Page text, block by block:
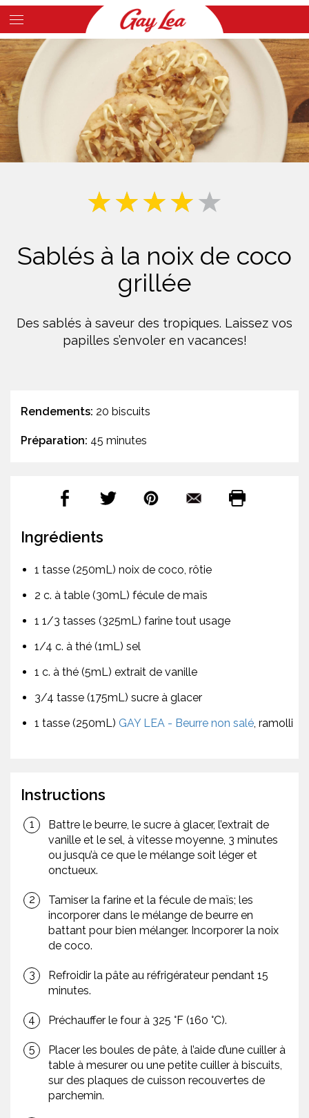
Skip
to
main
content
Main
Content
Sablés à la noix de coco
grillée
Des sablés à saveur des tropiques. Laissez vos
papilles s’envoler en vacances!
Rendements: 20 biscuits
Préparation: 45 minutes
Ingrédients
1 tasse (250mL) noix de coco, rôtie
2 c. à table (30mL) fécule de maïs
1 1/3 tasses (325mL) farine tout usage
1/4 c. à thé (1mL) sel
1 c. à thé (5mL) extrait de vanille
3/4 tasse (175mL) sucre à glacer
1 tasse (250mL) GAY LEA - Beurre non salé, ramolli
Instructions
Battre le beurre, le sucre à glacer, l’extrait de
vanille et le sel, à vitesse moyenne, 3 minutes
ou jusqu’à ce que le mélange soit léger et
onctueux.
Tamiser la farine et la fécule de maïs; les
incorporer dans le mélange de beurre en
battant pour bien mélanger. Incorporer la noix
de coco.
Refroidir la pâte au réfrigérateur pendant 15
minutes.
Préchauffer le four à 325 °F (160 °C).
Placer les boules de pâte, à l’aide d’une cuiller à
table à mesurer ou une petite cuiller à biscuits,
sur des plaques de cuisson recouvertes de
parchemin.